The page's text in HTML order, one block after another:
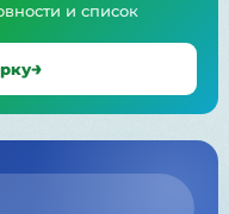
и список